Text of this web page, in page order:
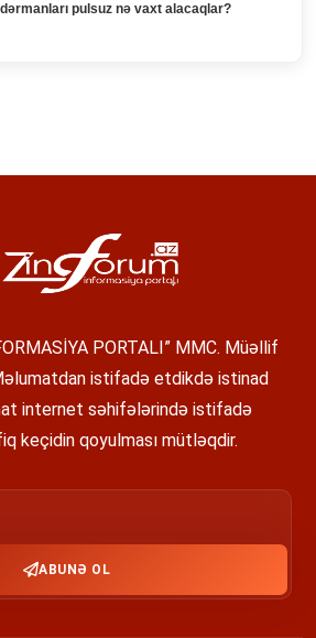
pulsuz nə vaxt alacaqlar?
PORTALI” MMC. Müəllif
istifadə etdikdə istinad
internet səhifələrində istifadə
keçidin qoyulması mütləqdir.
ABUNƏ OL